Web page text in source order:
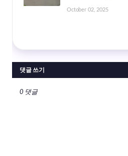
October 02, 2025
댓글 쓰기
0 댓글